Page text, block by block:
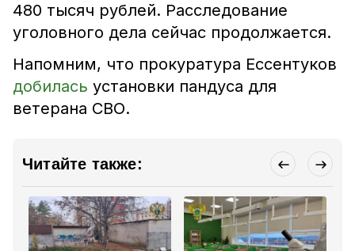
480 тысяч рублей. Расследование
уголовного дела сейчас продолжается.
Напомним, что прокуратура Ессентуков
добилась установки пандуса для
ветерана СВО.
Читайте также: